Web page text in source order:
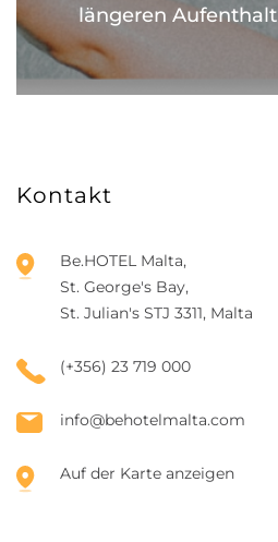
längeren Aufenthalt
Kontakt
Be.HOTEL Malta,
St. George's Bay,
St. Julian's STJ 3311, Malta
(+356) 23 719 000
info@behotelmalta.com
Auf der Karte anzeigen